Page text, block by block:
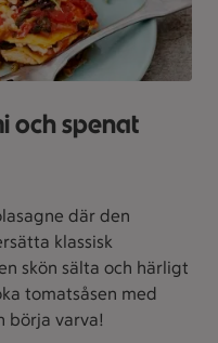
och spenat
312 kommentarer
där den
klassisk
skön sälta och härligt
tomatsåsen med
börja varva!